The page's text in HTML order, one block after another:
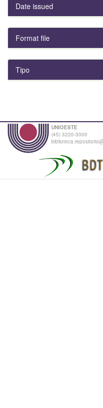
Date issued
Format file
Tipo
UNIOESTE
(45) 3220-3000